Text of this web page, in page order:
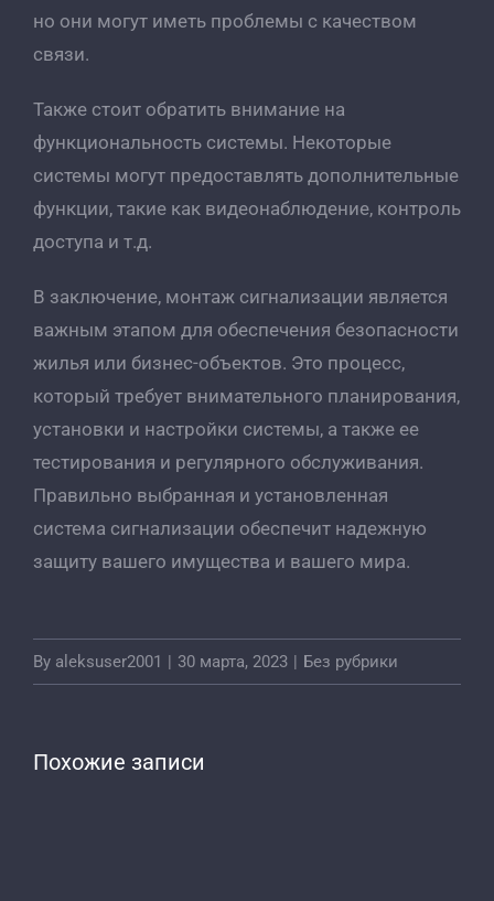
но они могут иметь проблемы с качеством
связи.
Также стоит обратить внимание на
функциональность системы. Некоторые
системы могут предоставлять дополнительные
функции, такие как видеонаблюдение, контроль
доступа и т.д.
В заключение, монтаж сигнализации является
важным этапом для обеспечения безопасности
жилья или бизнес-объектов. Это процесс,
который требует внимательного планирования,
установки и настройки системы, а также ее
тестирования и регулярного обслуживания.
Правильно выбранная и установленная
система сигнализации обеспечит надежную
защиту вашего имущества и вашего мира.
By aleksuser2001 | 30 марта, 2023 | Без рубрики
Похожие записи